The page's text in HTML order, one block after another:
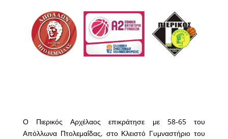
Ο Πιερικός Αρχέλαος επικράτησε με 58-65 του
Απόλλωνα Πτολεμαΐδας, στο Κλειστό Γυμναστήριο του